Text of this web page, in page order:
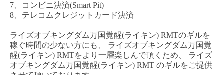
7、コンビニ決済(Smart Pit)
8、テレコムクレジットカード決済
ライズオブキングダム万国覚醒(ライキン) RMTのギルを
稼ぐ時間の少ない方にも、
ライズオブキングダム万国覚
醒(ライキン) RMTをより一層楽しんで頂くため、
ライズ
オブキングダム万国覚醒(ライキン) RMT のギルをご提供